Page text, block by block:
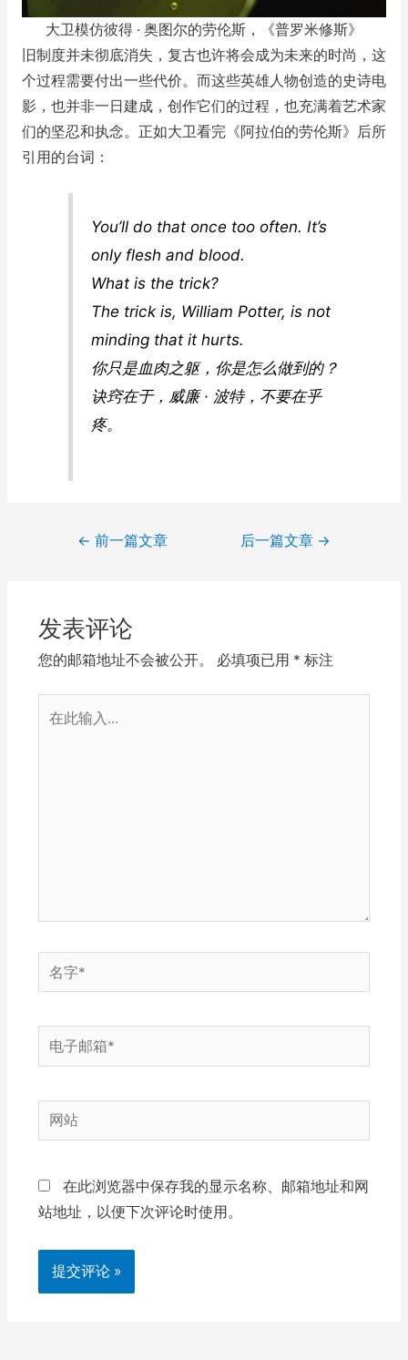
大卫模仿彼得 · 奥图尔的劳伦斯，《普罗米修斯》
旧制度并未彻底消失，复古也许将会成为未来的时尚，这
个过程需要付出一些代价。而这些英雄人物创造的史诗电
影，也并非一日建成，创作它们的过程，也充满着艺术家
们的坚忍和执念。正如大卫看完《阿拉伯的劳伦斯》后所
引用的台词：
You’ll do that once too often. It’s
only flesh and blood.
What is the trick?
The trick is, William Potter, is not
minding that it hurts.
你只是血肉之躯，你是怎么做到的？
诀窍在于，威廉 · 波特，不要在乎
疼。
Post← 前一篇文章 后一篇文章 →
发表评论
您的邮箱地址不会被公开。 必填项已用 * 标注
字
电
子
箱
*
网
站
在此浏览器中保存我的显示名称、邮箱地址和网
站地址，以便下次评论时使用。